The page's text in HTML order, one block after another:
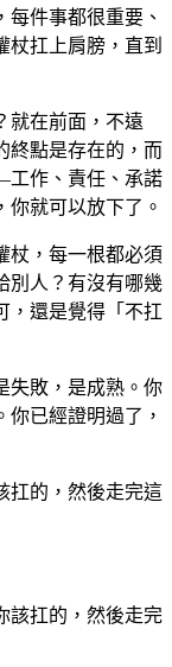
件事都很重要、
杖扛上肩膀，直到
就在前面，不遠
終點是存在的，而
工作、責任、承諾
就可以放下了。
杖，每一根都必須
別人？有沒有哪幾
，還是覺得「不扛
失敗，是成熟。你
已經證明過了，
扛的，然後走完這
該扛的，然後走完